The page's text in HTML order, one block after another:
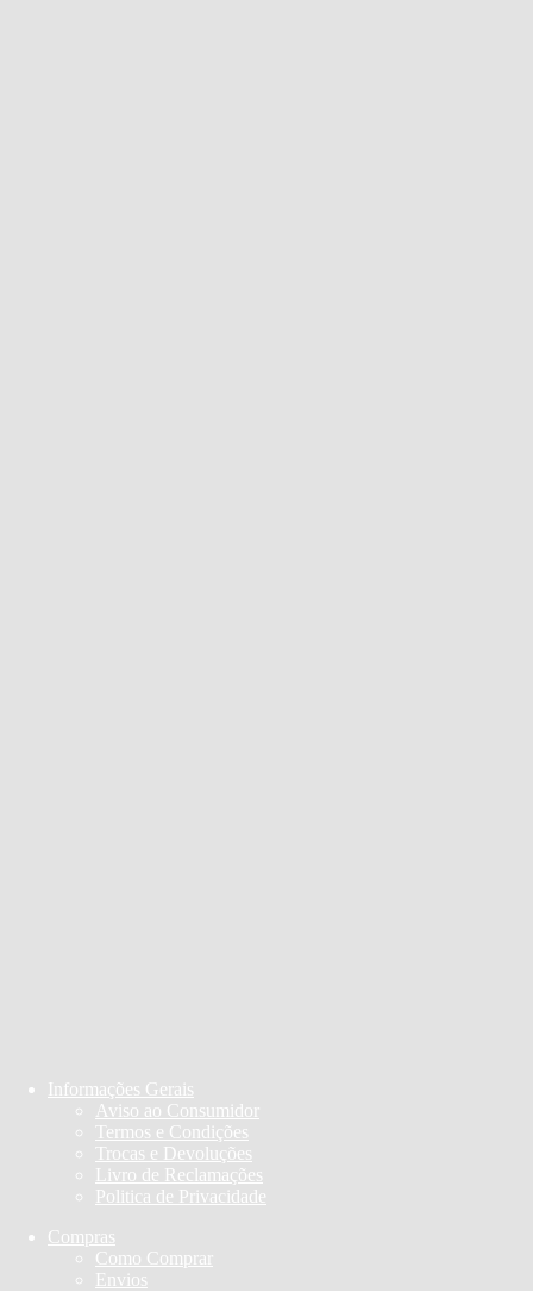
Informações Gerais
Aviso ao Consumidor
Termos e Condições
Trocas e Devoluções
Livro de Reclamações
Politica de Privacidade
Compras
Como Comprar
Envios